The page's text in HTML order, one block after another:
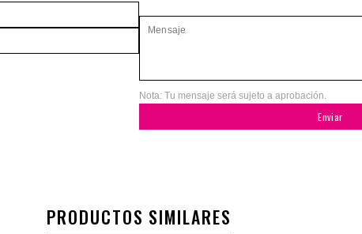
Nota: Tu mensaje será sujeto a aprobación.
Enviar
PRODUCTOS SIMILARES